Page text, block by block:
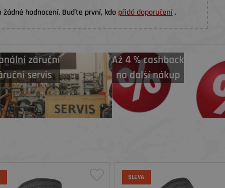
hodnocení. Buďte první, kdo přidá doporučení.
záruční
servis
Až 4 % cashback
na další nákup
SLEVA